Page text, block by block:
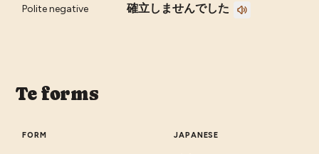
Polite negative 確立しませんでした
Te forms
FORM JAPANESE